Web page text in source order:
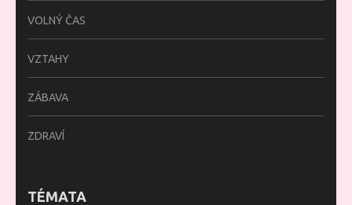
VOLNÝ ČAS
VZTAHY
ZÁBAVA
ZDRAVÍ
TÉMATA